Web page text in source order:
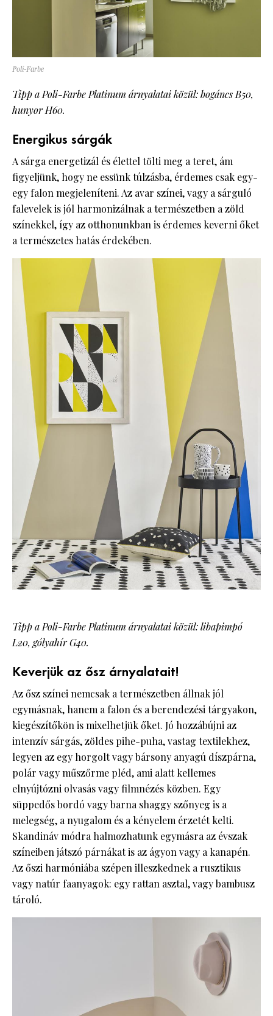
Poli-Farbe
Tipp a Poli-Farbe Platinum árnyalatai közül: bogáncs B50,
hunyor H60.
Energikus sárgák
A sárga energetizál és élettel tölti meg a teret, ám
figyeljünk, hogy ne essünk túlzásba, érdemes csak egy-
egy falon megjeleníteni. Az avar színei, vagy a sárguló
falevelek is jól harmonizálnak a természetben a zöld
színekkel, így az otthonunkban is érdemes keverni őket
a természetes hatás érdekében.
Tipp a Poli-Farbe Platinum árnyalatai közül: libapimpó
L20, gólyahír G40.
Keverjük az ősz árnyalatait!
Az ősz színei nemcsak a természetben állnak jól
egymásnak, hanem a falon és a berendezési tárgyakon,
kiegészítőkön is mixelhetjük őket. Jó hozzábújni az
intenzív sárgás, zöldes pihe-puha, vastag textilekhez,
legyen az egy horgolt vagy bársony anyagú díszpárna,
polár vagy műszőrme pléd, ami alatt kellemes
elnyújtózni olvasás vagy filmnézés közben. Egy
süppedős bordó vagy barna shaggy szőnyeg is a
melegség, a nyugalom és a kényelem érzetét kelti.
Skandináv módra halmozhatunk egymásra az évszak
színeiben játszó párnákat is az ágyon vagy a kanapén.
Az őszi harmóniába szépen illeszkednek a rusztikus
vagy natúr faanyagok: egy rattan asztal, vagy bambusz
tároló.